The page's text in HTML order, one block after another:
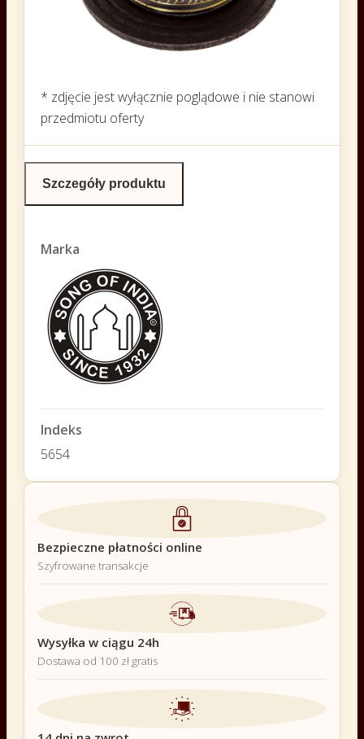
* zdjęcie jest wyłącznie poglądowe i nie stanowi
przedmiotu oferty
Szczegóły produktu
Marka
Indeks
5654
Bezpieczne płatności online
Szyfrowane transakcje
Wysyłka w ciągu 24h
Dostawa od 100 zł gratis